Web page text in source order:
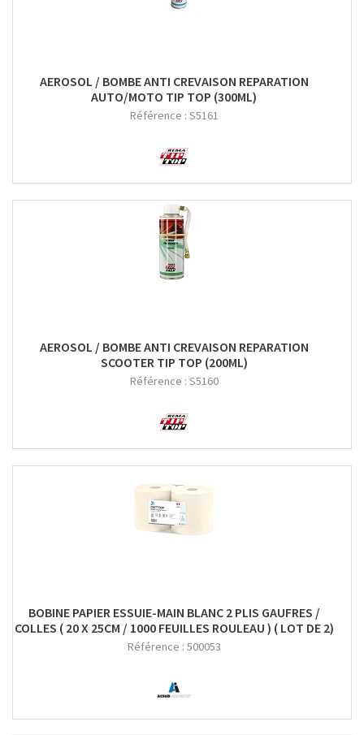
AEROSOL / BOMBE ANTI CREVAISON REPARATION
AUTO/MOTO TIP TOP (300ML)
Référence : S5161
AEROSOL / BOMBE ANTI CREVAISON REPARATION
SCOOTER TIP TOP (200ML)
Référence : S5160
BOBINE PAPIER ESSUIE-MAIN BLANC 2 PLIS GAUFRES /
COLLES ( 20 X 25CM / 1000 FEUILLES ROULEAU ) ( LOT DE 2)
Référence : 500053